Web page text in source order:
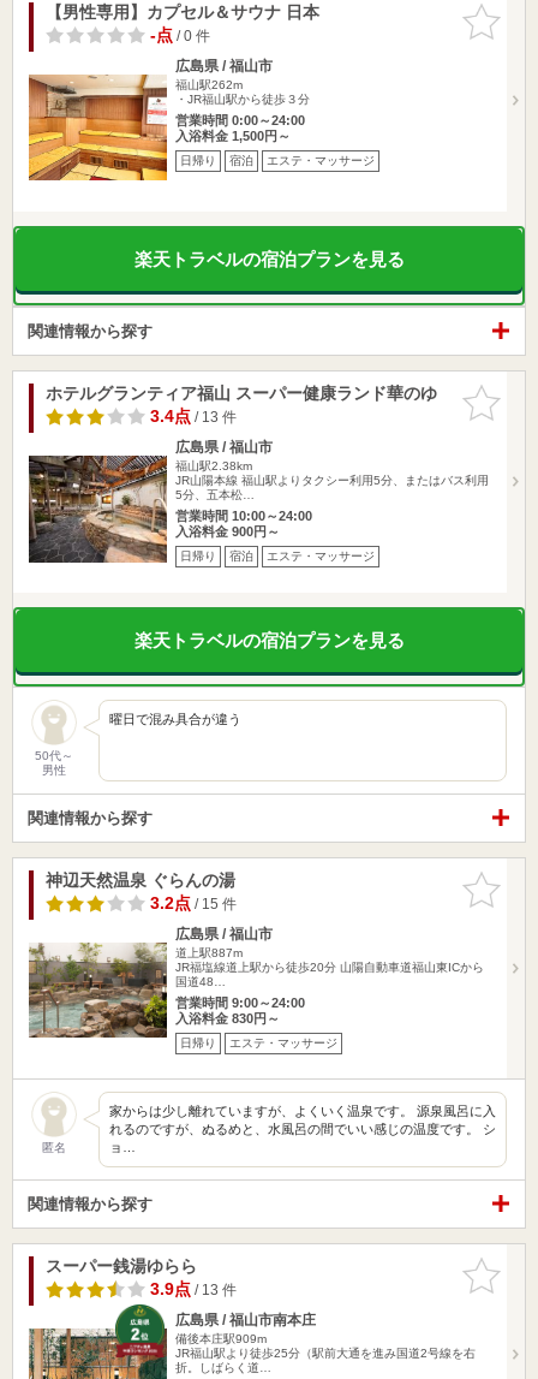
お気に入
りに追加
【男性専用】カプセル＆サウナ 日本
-点/ 0 件
広島県 / 福山市
福山駅262m
・JR福山駅から徒歩３分
営業時間 0:00～24:00
入浴料金 1,500円～
日帰り 宿泊 エステ・マッサージ
楽天トラベルの宿泊プランを見る
関連情報から探す
お気に入
りに追加
ホテルグランティア福山 スーパー健康ランド華のゆ
3.4点/ 13 件
広島県 / 福山市
福山駅2.38km
JR山陽本線 福山駅よりタクシー利用5分、またはバス利用
5分、五本松…
営業時間 10:00～24:00
入浴料金 900円～
日帰り 宿泊 エステ・マッサージ
楽天トラベルの宿泊プランを見る
50代～
男性
曜日で混み具合が違う
関連情報から探す
お気に入
りに追加
神辺天然温泉 ぐらんの湯
3.2点/ 15 件
広島県 / 福山市
道上駅887m
JR福塩線道上駅から徒歩20分 山陽自動車道福山東ICから
国道48…
営業時間 9:00～24:00
入浴料金 830円～
日帰り エステ・マッサージ
匿名
家からは少し離れていますが、よくいく温泉です。 源泉風呂に入
れるのですが、ぬるめと、水風呂の間でいい感じの温度です。 シ
ョ…
関連情報から探す
お気に入
りに追加
スーパー銭湯ゆらら
3.9点/ 13 件
広島県 / 福山市南本庄
備後本庄駅909m
JR福山駅より徒歩25分（駅前大通を進み国道2号線を右
折。しばらく道…